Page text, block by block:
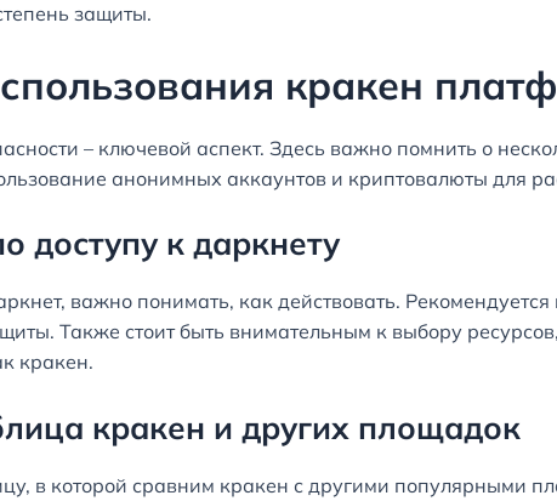
защиты.
кракен
– ключевой аспект. Здесь важно помнить о
анонимных аккаунтов и криптовалюты для
доступу к даркнету
важно понимать, как действовать.
Также стоит быть внимательным к выбору
кракен.
кракен и других площадок
в которой сравним кракен с другими популярными